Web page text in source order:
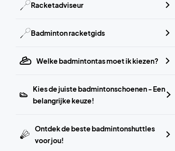
Racketadviseur
Badminton racketgids
Welke badmintontas moet ik kiezen?
Kies de juiste badmintonschoenen - Een
belangrijke keuze!
Ontdek de beste badmintonshuttles
voor jou!